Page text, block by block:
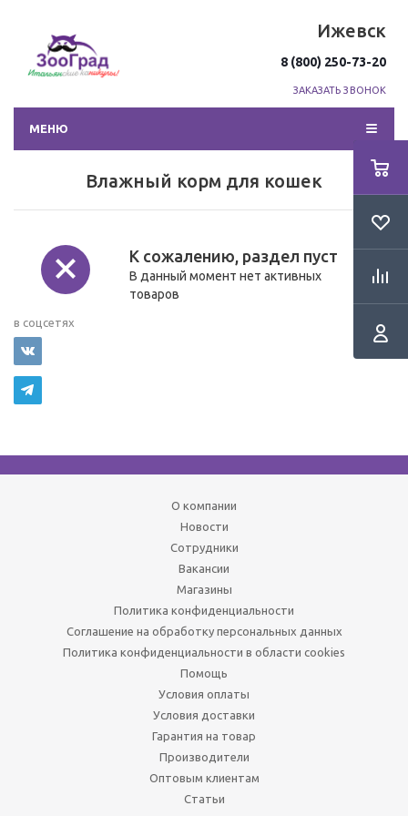
Ижевск
8 (800) 250-73-20
ЗАКАЗАТЬ ЗВОНОК
МЕНЮ
Влажный корм для кошек
К сожалению, раздел пуст
В данный момент нет активных
товаров
Мы
в соцсетях
О компании
Новости
Сотрудники
Вакансии
Магазины
Политика конфиденциальности
Соглашение на обработку персональных данных
Политика конфиденциальности в области cookies
Помощь
Условия оплаты
Условия доставки
Гарантия на товар
Производители
Оптовым клиентам
Статьи